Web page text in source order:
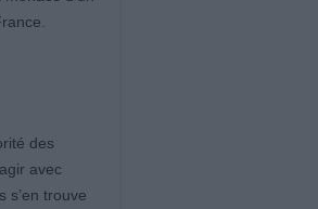
des
avec
s’en trouve